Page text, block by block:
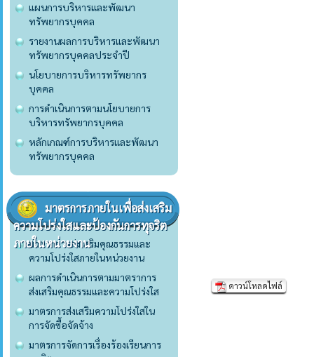
แผนการบริหารและพัฒนา
ทรัพยากรบุคคล
รายงานผลการบริหารและพัฒนา
ทรัพยากรบุคคลประจำปี
นโยบายการบริหารทรัพยากร
บุคคล
การดำเนินการตามนโยบายการ
บริหารทรัพยากรบุคคล
หลักเกณฑ์การบริหารและพัฒนา
ทรัพยากรบุคคล
มาตรการภายในเพื่อส่งเสริม
ความโปร่งใสและป้องกันการทุจริต
ภายในหน่วยงาน
มาตราการส่งเสริมคุณธรรมและ
ความโปร่งใสภายในหน่วยงาน
ผลการดำเนินการตามมาตราการ
ส่งเสริมคุณธรรมและความโปร่งใส
มาตรการส่งเสริมความโปร่งใสใน
การจัดซื้อจัดจ้าง
มาตรการจัดการเรื่องร้องเรียนการ
ดาวน์โหลดไฟล์